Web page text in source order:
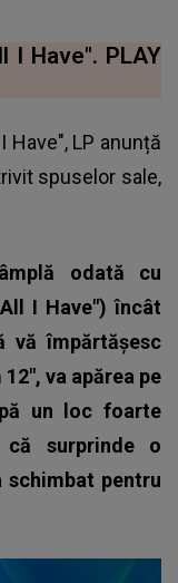
I Have". PLAY
Have", LP anunță
spuselor sale,
odată cu
I Have") încât
împărtășesc
va apărea pe
un loc foarte
surprinde o
schimbat pentru